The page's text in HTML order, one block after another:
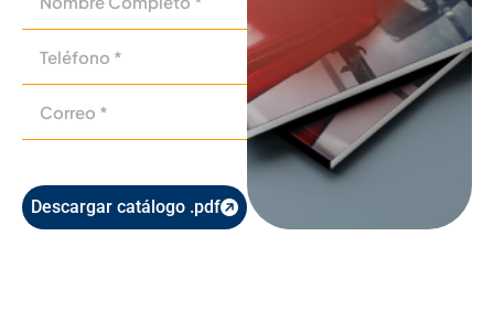
Descargar catálogo .pdf